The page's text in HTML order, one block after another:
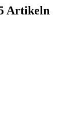
Artikeln